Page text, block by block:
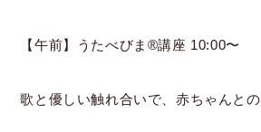
【午前】うたべびま®︎講座 10:00〜
歌と優しい触れ合いで、赤ちゃんとの